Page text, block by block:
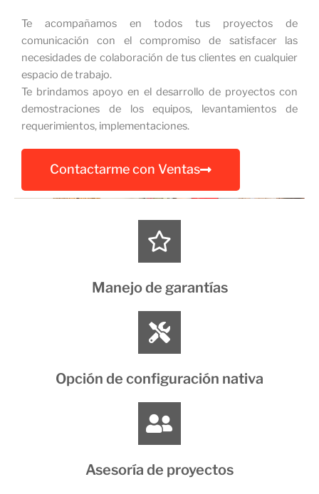
Te acompañamos en todos tus proyectos de
comunicación con el compromiso de satisfacer las
necesidades de colaboración de tus clientes en cualquier
espacio de trabajo.
Te brindamos apoyo en el desarrollo de proyectos con
demostraciones de los equipos, levantamientos de
requerimientos, implementaciones.
Contactarme con Ventas
Manejo de garantías
Opción de configuración nativa
Asesoría de proyectos